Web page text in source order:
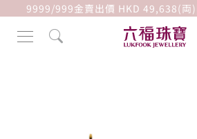
9999/999金賣出價 HKD 49,638(